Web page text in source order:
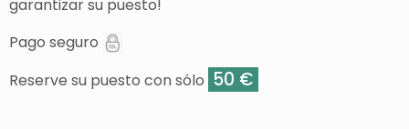
garantizar su puesto!
Pago seguro
Reserve su puesto con sólo 50 €